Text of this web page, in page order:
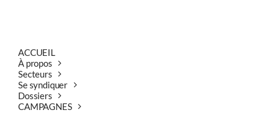
ACCUEIL
À propos
Secteurs
Se syndiquer
Dossiers
CAMPAGNES